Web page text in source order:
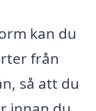
kan du
från
så att du